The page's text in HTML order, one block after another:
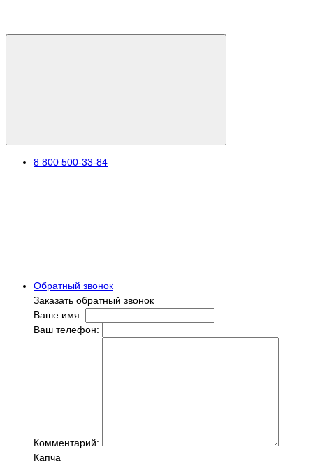
8 800 500-33-84
Обратный звонок
Заказать обратный звонок
Ваше имя:
Ваш телефон:
Комментарий:
Капча